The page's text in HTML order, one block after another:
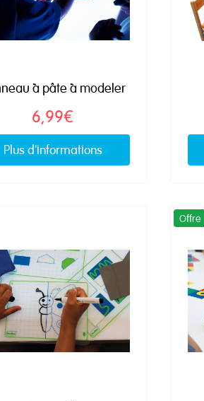
à pâte à modeler
6,99€
Plus d'informations
Offre